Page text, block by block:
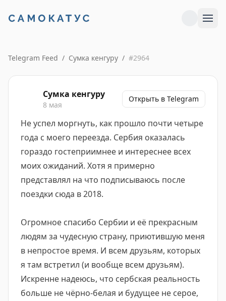
Telegram Feed / Сумка кенгуру / #2964
Сумка кенгуру
8 мая
Открыть в Telegram
Не успел моргнуть, как прошло почти четыре
года с моего переезда. Сербия оказалась
гораздо гостеприимнее и интереснее всех
моих ожиданий. Хотя я примерно
представлял на что подписываюсь после
поездки сюда в 2018.
Огромное спасибо Сербии и её прекрасным
людям за чудесную страну, приютившую меня
в непростое время. И всем друзьям, которых
я там встретил (и вообще всем друзьям).
Искренне надеюсь, что сербская реальность
больше не чёрно-белая и будущее не серое,